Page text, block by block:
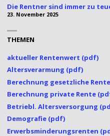
Die Rentner sind immer zu
23. November 2025
THEMEN
aktueller Rentenwert (pdf)
Altersverarmung (pdf)
Berechnung gesetzliche
Berechnung private Rente
Betriebl. Altersversorgung
Demografie (pdf)
Erwerbsminderungsrenten